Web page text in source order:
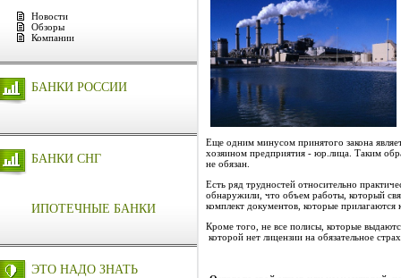
Новости
Обзоры
Компании
БАНКИ РОССИИ
БАНКИ СНГ
ИПОТЕЧНЫЕ БАНКИ
ЭТО НАДО ЗНАТЬ
Еще одним минусом принятого закона
хозяином предприятия - юр.лица. Таким
не обязан.
Есть ряд трудностей относительно
обнаружили, что объем работы, который
комплект документов, которые прилагаются
Кроме того, не все полисы, которые
которой нет лицензии на обязательное